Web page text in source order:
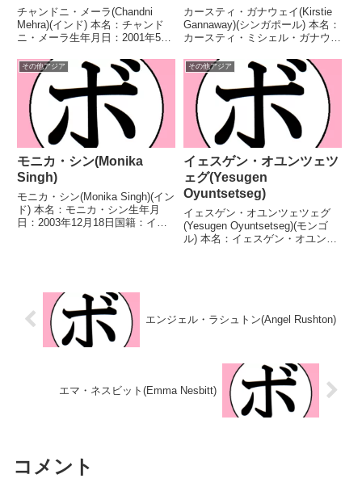
チャンドニ・メーラ(Chandni
Mehra)(インド) 本名：チャンド
ニ・メーラ生年月日：2001年5月
(5KO)5敗1分 【獲得タイトル】な
し 【戦歴】2018/09/08 ○4R判
定 2-0(38-...
カースティ・ガナウェイ(Kirstie
Gannaway)(シンガポール) 本名：
カースティ・ミシェル・ガナウェ
籍：シンガポール戦績：5戦4勝
(2KO)1分 【獲得タイトル】WBO
アジアパシフィック女子ス...
その他アジア
モニカ・シン(Monika
Singh)
モニカ・シン(Monika Singh)(イン
ド) 本名：モニカ・シン生年月
日：2003年12月18日国籍：イン
その他アジア
イェスゲン・オユンツェツ
ェグ(Yesugen
Oyuntsetseg)
イェスゲン・オユンツェツェグ
(Yesugen Oyuntsetseg)(モンゴ
ル) 本名：イェスゲン・オユンツ
エンジェル・ラシュトン(Angel Rushton)
エマ・ネスビット(Emma Nesbitt)
コメント